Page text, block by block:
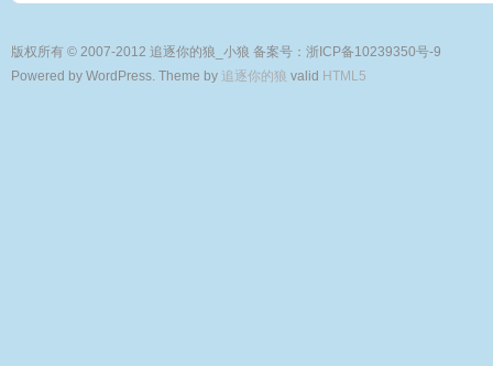
版权所有 © 2007-2012 追逐你的狼_小狼 备案号：浙ICP备10239350号-9
Powered by WordPress. Theme by 追逐你的狼 valid HTML5